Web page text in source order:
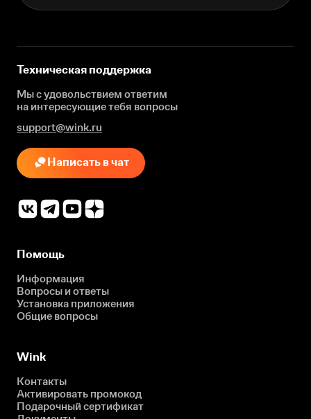
Техническая поддержка
Мы с удовольствием ответим
на интересующиетебя вопросы
support@wink.ru
Написать в чат
Помощь
Информация
Вопросы и ответы
Установка приложения
Общие вопросы
Wink
Контакты
Активировать промокод
Подарочный сертификат